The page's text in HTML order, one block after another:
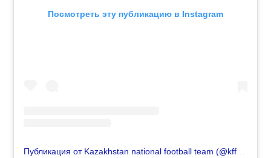
Посмотреть эту публикацию в Instagram
Публикация от Kazakhstan national football team (@kff_team)